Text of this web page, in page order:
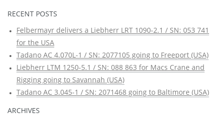
RECENT POSTS
Felbermayr delivers a Liebherr LRT 1090-2.1 / SN: 053 741
for the USA
Tadano AC 4.070L-1 / SN: 2077105 going to Freeport (USA)
Liebherr LTM 1250-5.1 / SN: 088 863 for Macs Crane and
Rigging going to Savannah (USA)
Tadano AC 3.045-1 / SN: 2071468 going to Baltimore (USA)
ARCHIVES